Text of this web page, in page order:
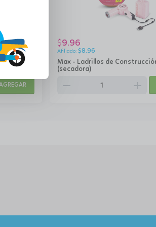
Max - Ladrillos de
(secadora)
$9.96
$8.96
remove add